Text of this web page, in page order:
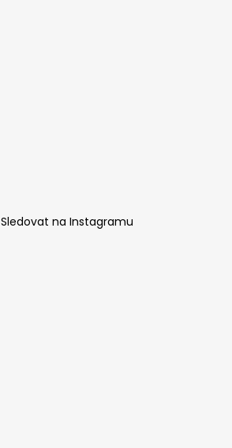
Sledovat na Instagramu